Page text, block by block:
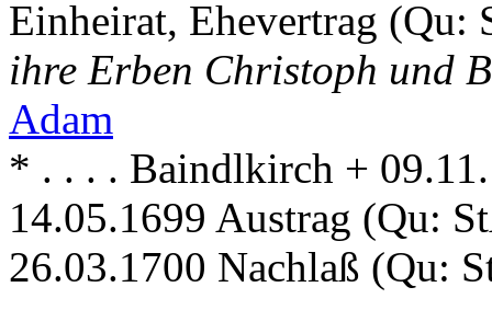
Einheirat, Ehevertrag (Qu:
ihre Erben Christoph und
Adam
* . . . . Baindlkirch +
14.05.1699 Austrag (Qu:
26.03.1700 Nachlaß (Qu: